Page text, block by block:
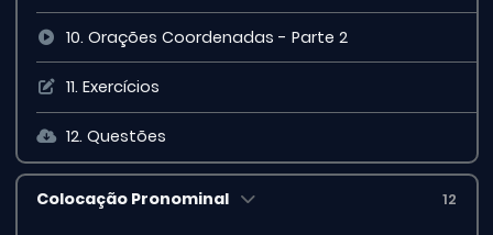
10. Orações Coordenadas - Parte 2
11. Exercícios
12. Questões
Colocação Pronominal 12